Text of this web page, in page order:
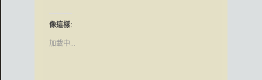
像這樣:
加載中...